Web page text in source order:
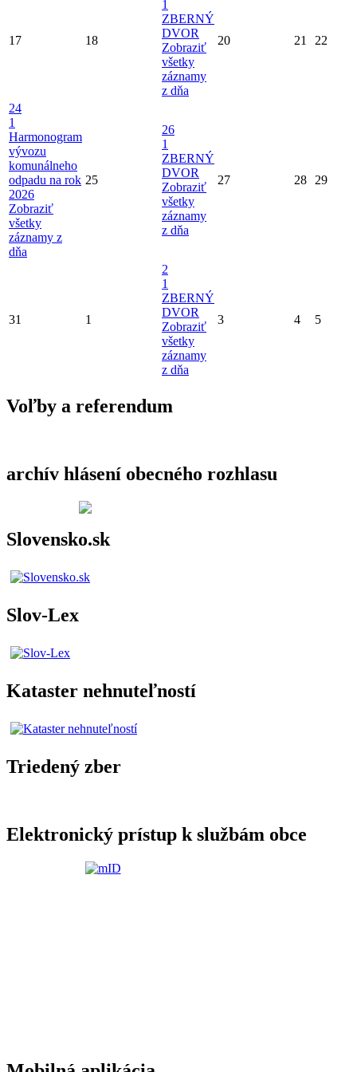
17 18
1
ZBERNÝ
DVOR
Zobraziť
všetky
záznamy
z dňa
20 21 22
24
1
Harmonogram
vývozu
komunálneho
odpadu na rok
2026
Zobraziť
všetky
záznamy z
dňa
25
26
1
ZBERNÝ
DVOR
Zobraziť
všetky
záznamy
z dňa
27 28 29
31 1
2
1
ZBERNÝ
DVOR
Zobraziť
všetky
záznamy
z dňa
3 4 5
Voľby a referendum
archív hlásení obecného rozhlasu
Slovensko.sk
Slov-Lex
Kataster nehnuteľností
Triedený zber
Elektronický prístup k službám obce